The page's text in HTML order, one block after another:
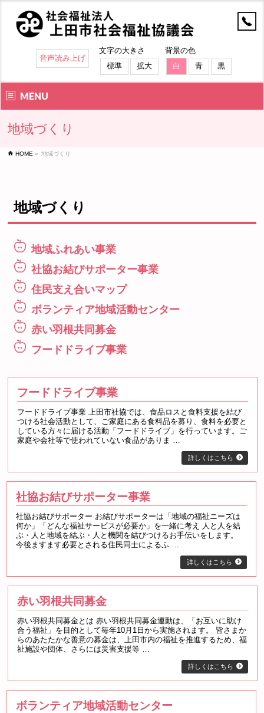
音声読み上げ
文字の大きさ
標準
拡大
背景の色
白
青 黒
MENU
地域づくり
HOME » 地域づくり
地域づくり
地域ふれあい事業
社協お結びサポーター事業
住民支え合いマップ
ボランティア地域活動センター
赤い羽根共同募金
フードドライブ事業
フードドライブ事業
フードドライブ事業 上田市社協では、食品ロスと食料支援を結び
つける社会活動として、ご家庭にある食料品を募り、食料を必要と
している方々に届ける活動「フードドライブ」を行っています。ご
家庭や会社等で使われていない食品がありま …
詳しくはこちら
社協お結びサポーター事業
社協お結びサポーター お結びサポーターは「地域の福祉ニーズは
何か」「どんな福祉サービスが必要か」を一緒に考え 人と人を結
ぶ・人と地域を結ぶ・人と機関を結びつけるお手伝いをします。
今後ますます必要とされる住民同士によるふ …
詳しくはこちら
赤い羽根共同募金
赤い羽根共同募金とは 赤い羽根共同募金運動は、「お互いに助け
合う福祉」を目的として毎年10月1日から実施されます。 皆さまか
らのあたたかな善意の募金は、上田市内の福祉を推進するため、福
祉施設や団体、さらには災害支援等 …
詳しくはこちら
ボランティア地域活動センター